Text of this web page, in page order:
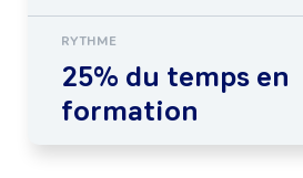
RYTHME
25% du temps en
formation